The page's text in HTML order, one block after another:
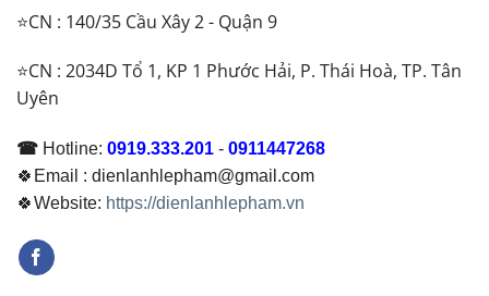
⭐CN : 140/35 Cầu Xây 2 - Quận 9
⭐CN : 2034D Tổ 1, KP 1 Phước Hải, P. Thái Hoà, TP. Tân
Uyên
☎ Hotline: 0919.333.201 - 0911447268
🍀Email : dienlanhlepham@gmail.com
🍀Website: https://dienlanhlepham.vn